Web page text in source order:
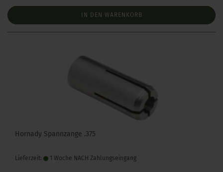
IN DEN WARENKORB
Hornady Spannzange .375
Lieferzeit: 1 Woche NACH Zahlungseingang